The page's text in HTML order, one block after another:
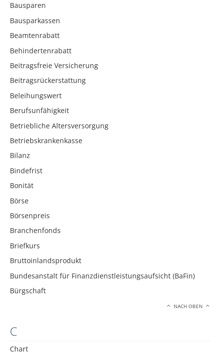
Bausparen
Bausparkassen
Beamtenrabatt
Behindertenrabatt
Beitragsfreie Versicherung
Beitragsrückerstattung
Beleihungswert
Berufsunfähigkeit
Betriebliche Altersversorgung
Betriebskrankenkasse
Bilanz
Bindefrist
Bonität
Börse
Börsenpreis
Branchenfonds
Briefkurs
Bruttoinlandsprodukt
Bundesanstalt für Finanzdienstleistungsaufsicht (BaFin)
Bürgschaft
NACH OBEN
C
Chart